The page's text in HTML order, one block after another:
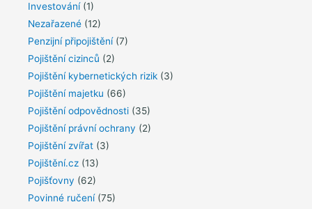
Investování(1)
Nezařazené (12)
Penzijní připojištění(7)
Pojištění cizinců (2)
Pojištění kybernetických rizik (3)
Pojištění majetku (66)
Pojištění odpovědnosti (35)
Pojištění právní ochrany (2)
Pojištění zvířat (3)
Pojištění.cz (13)
Pojišťovny (62)
Povinné ručení(75)